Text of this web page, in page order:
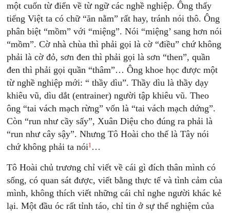
một cuốn từ điển về từ ngữ các nghề nghiệp. Ông thấy
tiếng Việt ta có chữ “ăn nằm” rất hay, tránh nói thô. Ông
phân biệt “mồm” với “miệng”. Nói “miệng’ sang hơn nói
“mồm”. Cờ nhà chùa thì phải gọi là cờ “điều” chứ không
phải là cờ đỏ, sơn đen thì phải gọi là sơn “then”, quần
đen thì phải gọi quần “thâm”… Ông khoe học được một
từ nghề nghiệp mới: “ thầy dìu”. Thầy dìu là thầy dạy
khiêu vũ, dìu dắt (entrainer) người tập khiêu vũ. Theo
ông “tai vách mạch rừng” vốn là “tai vách mạch dứng”.
Còn “run như cầy sấy”, Xuân Diệu cho đúng ra phải là
“run như cây sậy”. Nhưng Tô Hoài cho thế là Tây nói
chứ không phải ta nói1 …
Tô Hoài chủ trương chỉ viết về cái gì đích thân mình có
sống, có quan sát được, viết bằng thực tế và tình cảm của
mình, không thích viết những cái chỉ nghe người khác kẻ
lại. Một đầu óc rất tỉnh táo, chỉ tin ở sự thể nghiệm của